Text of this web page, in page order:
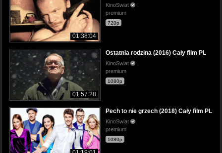
01:38:04
KinoSwiat
premium
720p
01:57:28
Ostatnia rodzina (2016) Cały film PL
KinoSwiat
premium
1080p
Pech to nie grzech (2018) Cały film PL
KinoSwiat
premium
1080p